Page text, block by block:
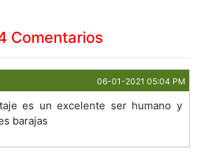
Comentarios
06-01-2021 05:04 PM
es un excelente ser humano y
barajas